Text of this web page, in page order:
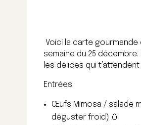
Voici la carte gourmande
semaine du 25
les délices qui t’attendent
Entrées
Œufs Mimosa / salade
déguster froid) 🥚